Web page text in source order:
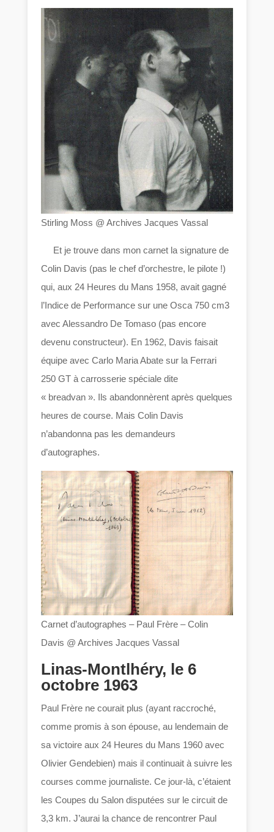
Stirling Moss @ Archives Jacques Vassal
Et je trouve dans mon carnet la signature de
Colin Davis (pas le chef d’orchestre, le pilote !)
qui, aux 24 Heures du Mans 1958, avait gagné
l’Indice de Performance sur une Osca 750 cm3
avec Alessandro De Tomaso (pas encore
devenu constructeur). En 1962, Davis faisait
équipe avec Carlo Maria Abate sur la Ferrari
250 GT à carrosserie spéciale dite
« breadvan ». Ils abandonnèrent après quelques
heures de course. Mais Colin Davis
n’abandonna pas les demandeurs
d’autographes.
Carnet d’autographes – Paul Frère – Colin
Davis @ Archives Jacques Vassal
Linas-Montlhéry, le 6
octobre 1963
Paul Frère ne courait plus (ayant raccroché,
comme promis à son épouse, au lendemain de
sa victoire aux 24 Heures du Mans 1960 avec
Olivier Gendebien) mais il continuait à suivre les
courses comme journaliste. Ce jour-là, c’étaient
les Coupes du Salon disputées sur le circuit de
3,3 km. J’aurai la chance de rencontrer Paul